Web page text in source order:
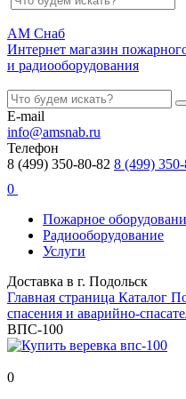
АМ Снаб
Интернет магазин
и радиооборудования
E-mail
info@amsnab.ru
Телефон
8 (499) 350-80-82 8 (499)
0
Пожарное
Радиооборудование
Услуги
Доставка в г. Подольск
Главная страница Каталог
спасения и аварийно-
ВПС-100
0